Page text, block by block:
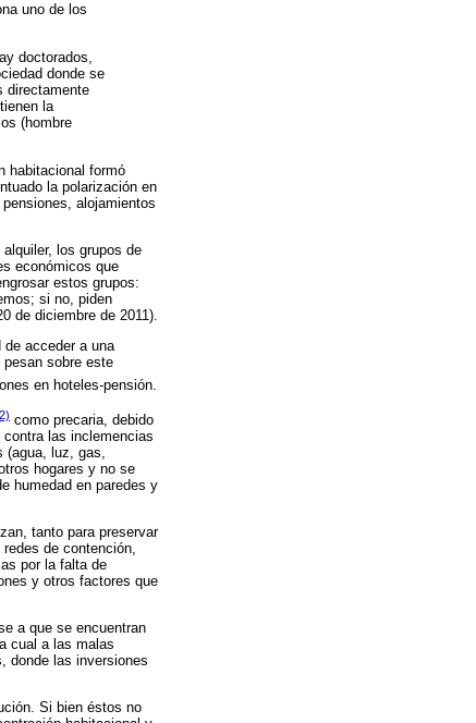
uno de los
doctorados,
donde se
directamente
la
(hombre
habitacional formó
la polarización en
alojamientos
los grupos de
económicos que
estos grupos:
si no, piden
de diciembre de 2011).
acceder a una
sobre este
en hoteles-pensión.
como precaria, debido
las inclemencias
luz, gas,
hogares y no se
humedad en paredes y
tanto para preservar
de contención,
por la falta de
y otros factores que
a que se encuentran
cual a las malas
donde las inversiones
Si bien éstos no